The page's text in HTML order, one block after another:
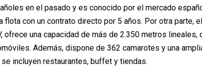
en el pasado y es conocido por el mercado
flota con un contrato directo por 5 años. Por otra parte,
ofrece una capacidad de más de 2.350 metros
Además, dispone de 362 camarotes y una
se incluyen restaurantes, buffet y tiendas.